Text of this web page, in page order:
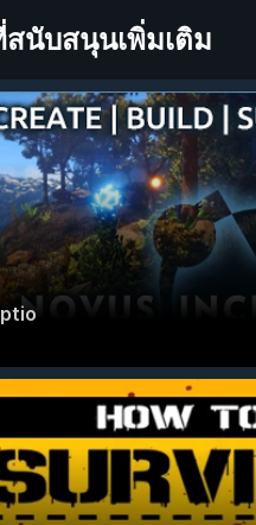
สนับสนุนเพิ่มเติม